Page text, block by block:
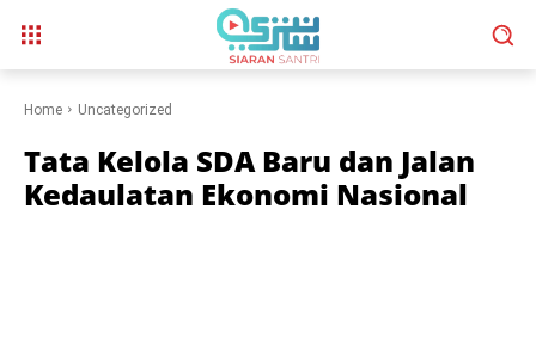
Home Uncategorized
Tata Kelola SDA Baru dan Jalan
Kedaulatan Ekonomi Nasional